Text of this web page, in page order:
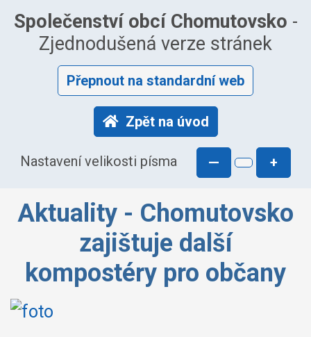
Společenství obcí Chomutovsko -
Zjednodušená verze stránek
Přepnout na standardní web
Zpět na úvod
Nastavení velikosti písma — +
Aktuality - Chomutovsko
zajištuje další
kompostéry pro občany